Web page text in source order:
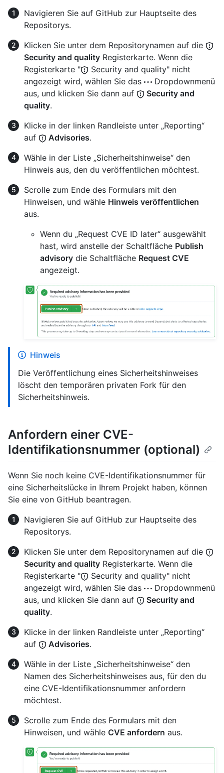
Navigieren Sie auf GitHub zur Hauptseite des
Repositorys.
Klicken Sie unter dem Repositorynamen auf die
Security and quality Registerkarte. Wenn die
Registerkarte "
Security and quality" nicht
angezeigt wird, wählen Sie das
Dropdownmenü
aus, und klicken Sie dann auf
Security and
quality.
Klicke in der linken Randleiste unter „Reporting“
auf
Advisories.
Wähle in der Liste „Sicherheitshinweise“ den
Hinweis aus, den du veröffentlichen möchtest.
Scrolle zum Ende des Formulars mit den
Hinweisen, und wähle Hinweis veröffentlichen
aus.
Wenn du „Request CVE ID later“ ausgewählt
hast, wird anstelle der Schaltfläche Publish
advisory die Schaltfläche Request CVE
angezeigt.
Hinweis
Die Veröffentlichung eines Sicherheitshinweises
löscht den temporären privaten Fork für den
Sicherheitshinweis.
Anfordern einer CVE-
Identifikationsnummer (optional)
Wenn Sie noch keine CVE-Identifikationsnummer für
eine Sicherheitslücke in Ihrem Projekt haben, können
Sie eine von GitHub beantragen.
Navigieren Sie auf GitHub zur Hauptseite des
Repositorys.
Klicken Sie unter dem Repositorynamen auf die
Security and quality Registerkarte. Wenn die
Registerkarte "
Security and quality" nicht
angezeigt wird, wählen Sie das
Dropdownmenü
aus, und klicken Sie dann auf
Security and
quality.
Klicke in der linken Randleiste unter „Reporting“
auf
Advisories.
Wähle in der Liste „Sicherheitshinweise“ den
Namen des Sicherheitshinweises aus, für den du
eine CVE-Identifikationsnummer anfordern
möchtest.
Scrolle zum Ende des Formulars mit den
Hinweisen, und wähle CVE anfordern aus.